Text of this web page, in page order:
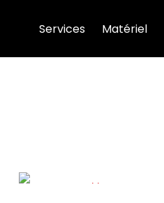
Services Matériel